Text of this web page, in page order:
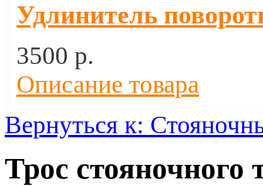
Удлинитель
3500 p.
Описание товара
Вернуться к:
Трос